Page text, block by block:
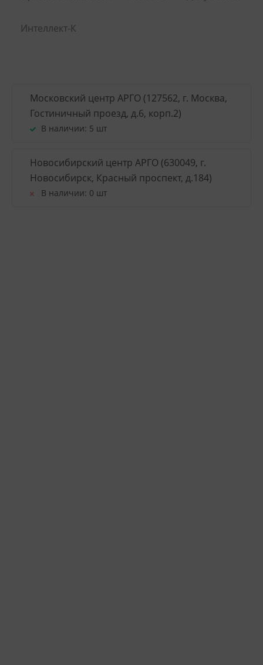
Интеллект-К
Московский центр АРГО (127562, г. Москва,
Гостиничный проезд, д.6, корп.2)
В наличии: 5 шт
Новосибирский центр АРГО (630049, г.
Новосибирск, Красный проспект, д.184)
В наличии: 0 шт